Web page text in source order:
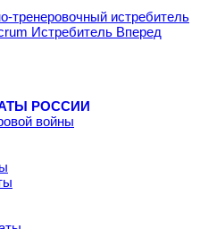
истребитель
Истребитель Вперед
РОССИИ
войны